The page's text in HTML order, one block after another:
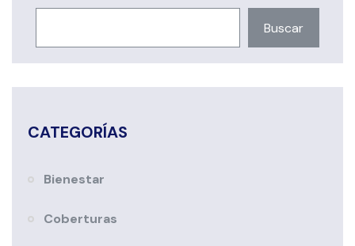
Buscar
CATEGORÍAS
Bienestar
Coberturas